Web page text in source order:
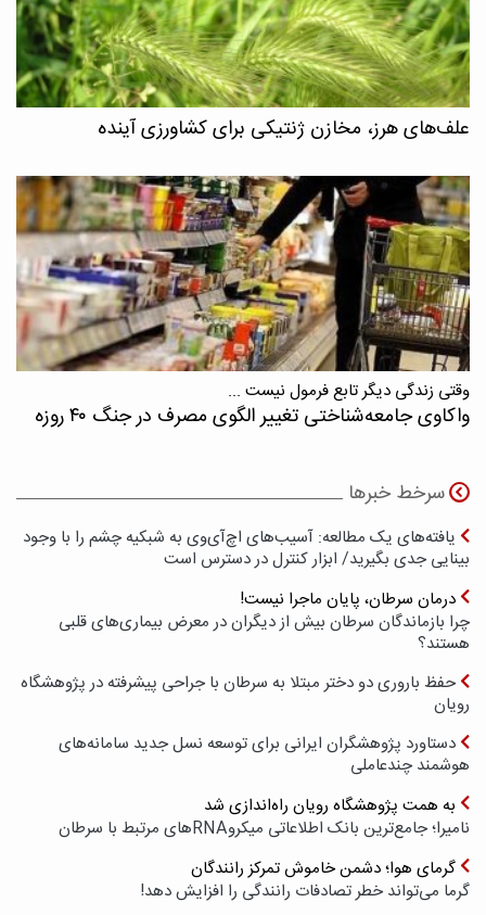
علف‌های هرز، مخازن ژنتیکی برای کشاورزی آینده
وقتی زندگی دیگر تابع فرمول نیست ...
واکاوی جامعه‌شناختی تغییر الگوی مصرف در جنگ ۴۰ روزه
سرخط خبرها
یافته‌های یک مطالعه: آسیب‌های اچ‌آی‌وی به شبکیه چشم را با وجود
بینایی جدی بگیرید/ ابزار کنترل در دسترس است
درمان سرطان، پایان ماجرا نیست!
چرا بازماندگان سرطان بیش از دیگران در معرض بیماری‌های قلبی
هستند؟
حفظ باروری دو دختر مبتلا به سرطان با جراحی پیشرفته در پژوهشگاه
رویان
دستاورد پژوهشگران ایرانی برای توسعه نسل جدید سامانه‌های
هوشمند چندعاملی
به همت پژوهشگاه رویان راه‌اندازی شد
نامیرا؛ جامع‌ترین بانک اطلاعاتی میکروRNAهای مرتبط با سرطان
گرمای هوا؛ دشمن خاموش تمرکز رانندگان
گرما می‌تواند خطر تصادفات رانندگی را افزایش دهد!